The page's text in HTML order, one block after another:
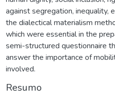
against segregation, inequality,
the dialectical materialism
which were essential in the
semi-structured questionnaire
answer the importance of
involved.
Resumo